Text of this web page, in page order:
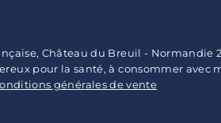
Château du Breuil - Normandie
pour la santé, à consommer avec
générales de vente